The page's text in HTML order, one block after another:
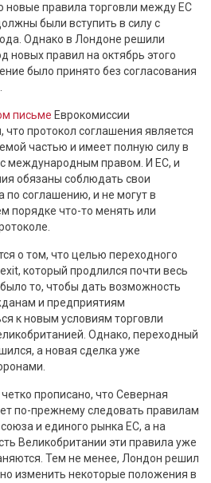
новые правила торговли между ЕС
были вступить в силу с
Однако в Лондоне решили
новых правил на октябрь этого
было принято без согласования
письме Еврокомиссии
что протокол соглашения является
частью и имеет полную силу в
с международным правом. И ЕС, и
обязаны соблюдать свои
по соглашению, и не могут в
порядке что-то менять или
о том, что целью переходного
который продлился почти весь
то, чтобы дать возможность
и предприятиям
к новым условиям торговли
Однако, переходный
а новая сделка уже
прописано, что Северная
по-прежнему следовать правилам
и единого рынка ЕС, а на
Великобритании эти правила уже
Тем не менее, Лондон решил
изменить некоторые положения в